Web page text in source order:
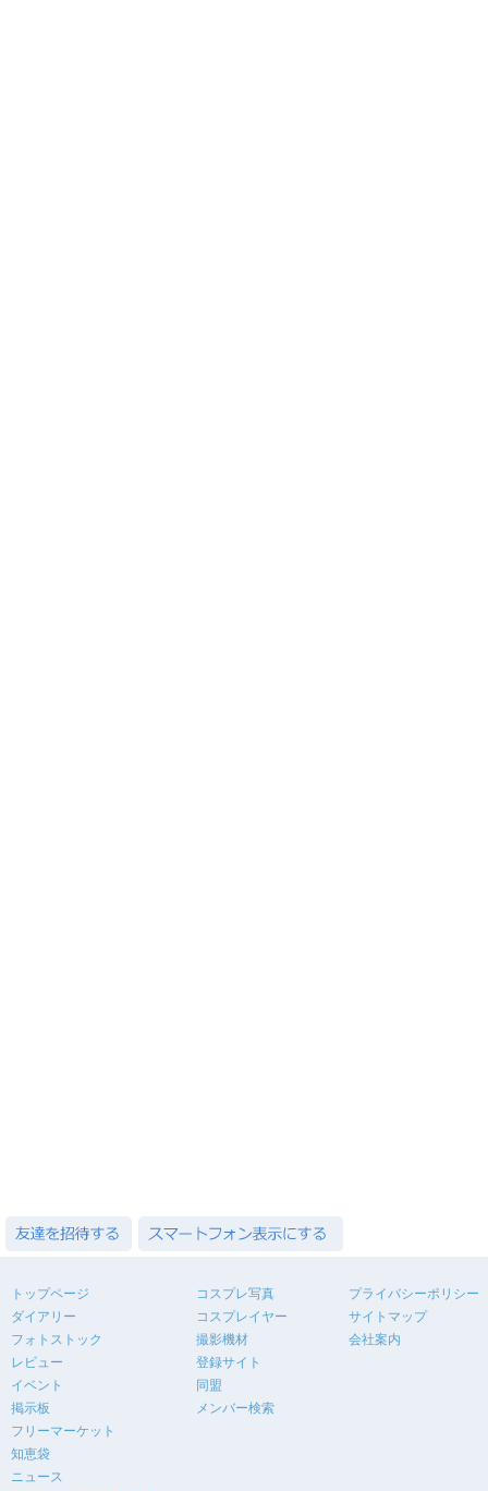
トップページ
ダイアリー
フォトストック
レビュー
イベント
掲示板
フリーマーケット
知恵袋
ニュース
コスプレ写真
コスプレイヤー
撮影機材
登録サイト
同盟
メンバー検索
プライバシーポリシー
サイトマップ
会社案内